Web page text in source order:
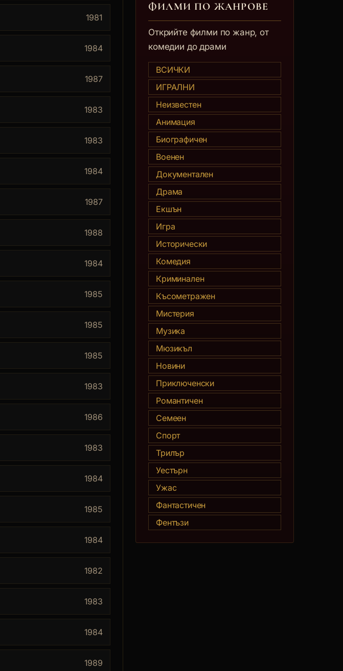
1981
1984
1987
1983
1983
1984
1987
1988
1984
1985
1985
1985
1983
1986
1983
1984
1985
1984
1982
1983
1984
1989
ФИЛМИ ПО ЖАНРОВЕ
Открийте филми по жанр, от
комедии до драми
ВСИЧКИ
ИГРАЛНИ
Неизвестен
Анимация
Биографичен
Военен
Документален
Драма
Екшън
Игра
Исторически
Комедия
Криминален
Късометражен
Мистерия
Музика
Мюзикъл
Новини
Приключенски
Романтичен
Семеен
Спорт
Трилър
Уестърн
Ужас
Фантастичен
Фентъзи